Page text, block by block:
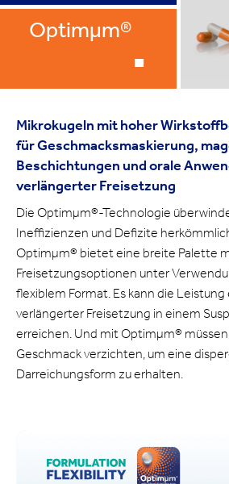
Optimμm®.
Mikrokugeln mit hoher
für Geschmacksmaskierung,
Beschichtungen und orale
verlängerter Freisetzung
Die Optimμm®-Technologie
Ineffizienzen und Defizite
Optimμm® bietet eine breite Palette
Freisetzungsoptionen unter
flexiblem Format. Es kann die
verlängerter Freisetzung in einem
erreichen. Und mit Optimμm®
Geschmack verzichten, um eine
Darreichungsform zu erhalten.